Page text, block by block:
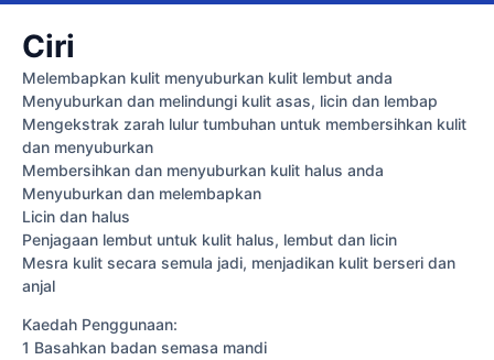
Ciri
Melembapkan kulit menyuburkan kulit lembut anda
Menyuburkan dan melindungi kulit asas, licin dan lembap
Mengekstrak zarah lulur tumbuhan untuk membersihkan kulit
dan menyuburkan
Membersihkan dan menyuburkan kulit halus anda
Menyuburkan dan melembapkan
Licin dan halus
Penjagaan lembut untuk kulit halus, lembut dan licin
Mesra kulit secara semula jadi, menjadikan kulit berseri dan
anjal
Kaedah Penggunaan:
1 Basahkan badan semasa mandi